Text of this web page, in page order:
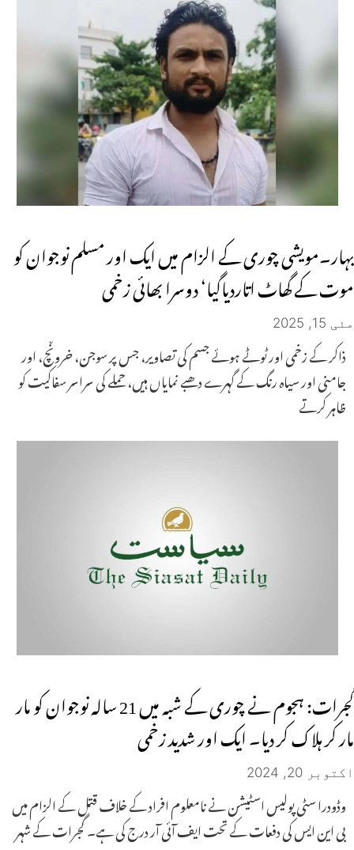
بہار۔مویشی چوری کے الزام میں ایک اور مسلم نوجوان کو
موت کے گھاٹ اتاردیاگیا‘ دوسرا بھائی زخمی
مئی 15, 2025
ذاکر کے زخمی اور ٹوٹے ہوئے جسم کی تصاویر، جس پر سوجن، خروںچ، اور
جامنی اور سیاہ رنگ کے گہرے دھبے نمایاں ہیں، حملے کی سراسر سفاکیت کو
ظاہر کرتے
گجرات: ہجوم نے چوری کے شبہ میں 21 سالہ نوجوان کو مار
مار کر ہلاک کر دیا۔ ایک اور شدید زخمی
اکتوبر 20, 2024
وڈودرا سٹی پولیس اسٹیشن نے نامعلوم افراد کے خلاف قتل کے الزام میں
بی این ایس کی دفعات کے تحت ایف آئی آر درج کی ہے۔ گجرات کے شہر